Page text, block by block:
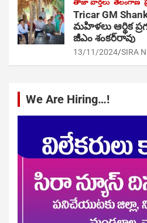
తాజా వార్తలు తెలంగాణ
Tricar GM
మహిళలు ఆర్థిక
జీఎం శంకర్‌రావు
13/11/2024 SIRA
We Are Hiring…!